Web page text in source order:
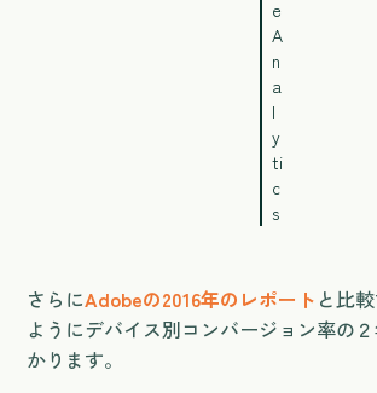
e
A
n
a
l
y
ti
c
s
さらにAdobeの2016年のレポート と比
ようにデバイス別コンバージョン率の
かります。